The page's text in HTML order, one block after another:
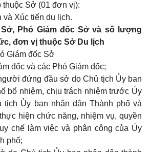
Sở (01 đơn vị):
và Xúc tiến du lịch.
Phó Giám đốc Sở và số lượng
đơn vị thuộc Sở Du lịch
Giám đốc Sở
đốc và các Phó Giám đốc;
đứng đầu sở do Chủ tịch Ủy ban
bổ nhiệm, chịu trách nhiệm trước Ủy
tịch Ủy ban nhân dân Thành phố và
hiện chức năng, nhiệm vụ, quyền
chế làm việc và phân công của Ủy
phố;